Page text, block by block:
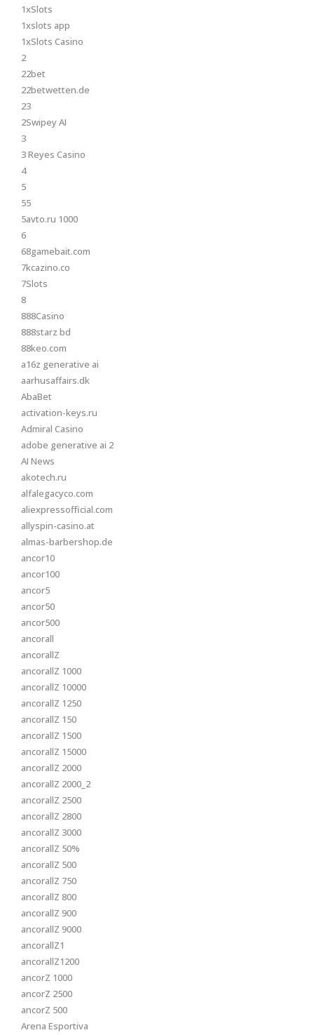
1xSlots
1xslots app
1xSlots Casino
2
22bet
22betwetten.de
23
2Swipey AI
3
3 Reyes Casino
4
5
55
5avto.ru 1000
6
68gamebait.com
7kcazino.co
7Slots
8
888Casino
888starz bd
88keo.com
a16z generative ai
aarhusaffairs.dk
AbaBet
activation-keys.ru
Admiral Casino
adobe generative ai 2
AI News
akotech.ru
alfalegacyco.com
aliexpressofficial.com
allyspin-casino.at
almas-barbershop.de
ancor10
ancor100
ancor5
ancor50
ancor500
ancorall
ancorallZ
ancorallZ 1000
ancorallZ 10000
ancorallZ 1250
ancorallZ 150
ancorallZ 1500
ancorallZ 15000
ancorallZ 2000
ancorallZ 2000_2
ancorallZ 2500
ancorallZ 2800
ancorallZ 3000
ancorallZ 50%
ancorallZ 500
ancorallZ 750
ancorallZ 800
ancorallZ 900
ancorallZ 9000
ancorallZ1
ancorallZ1200
ancorZ 1000
ancorZ 2500
ancorZ 500
Arena Esportiva